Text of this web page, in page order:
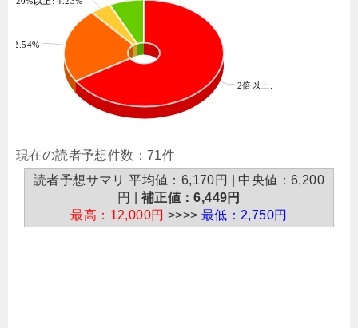
: 22.54%
2倍以上: 66.20%
現在の読者予想件数：71件
読者予想サマリ 平均値：6,170円 | 中央値：6,200
円 | 補正値：6,449円
最高：12,000円 >>>> 最低：2,750円